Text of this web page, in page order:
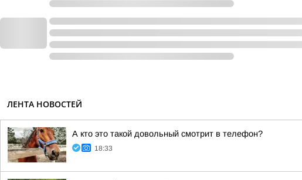
ЛЕНТА НОВОСТЕЙ
А кто это такой довольный смотрит в телефон?
18:33